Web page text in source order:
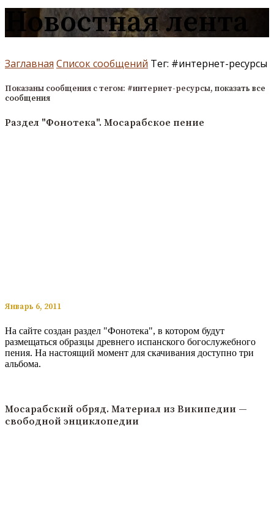
Новостная лента
Заглавная Список сообщений Тег: #интернет-ресурсы
Показаны сообщения с тегом: #интернет-ресурсы, показать все
сообщения
Раздел "Фонотека". Мосарабское пение
​​Январь 6, 2011
На сайте создан раздел "Фонотека", в котором будут
размещаться образцы древнего испанского богослужебного
пения. На настоящий момент для скачивания доступно три
альбома.
Мосарабский обряд. Материал из Википедии —
свободной энциклопедии